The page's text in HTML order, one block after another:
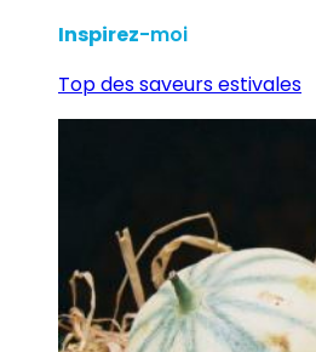
Inspirez-moi
Top des saveurs estivales